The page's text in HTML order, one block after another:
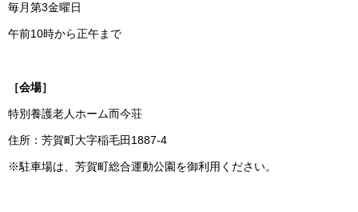
毎月第3金曜日
午前10時から正午まで
［会場］
特別養護老人ホーム而今荘
住所：芳賀町大字稲毛田1887-4
※駐車場は、芳賀町総合運動公園を御利用ください。